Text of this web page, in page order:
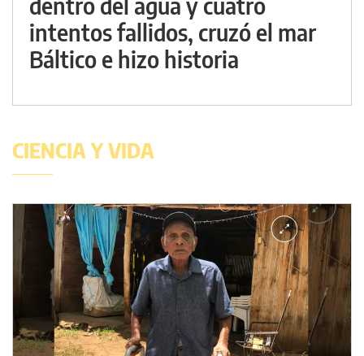
intentos fallidos, cruzó el mar
Báltico e hizo historia
CIENCIA Y VIDA